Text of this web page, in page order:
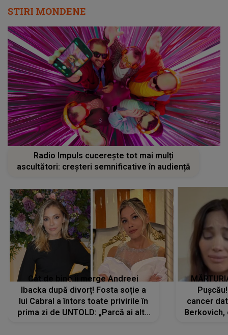
STIRI MONDENE
Radio Impuls cucerește tot mai mulți
ascultători: creșteri semnificative în audiență
Cât de bine îi merge Andreei
Ibacka după divorț! Fosta soție a
lui Cabral a întors toate privirile în
prima zi de UNTOLD: „Parcă ai altă
cancer
Berkovich,